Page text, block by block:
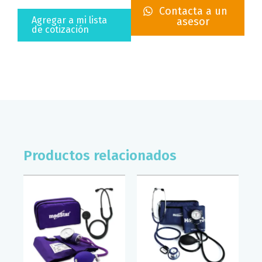
HERGOM
cantidad
Agregar a mi lista
de cotización
Contacta a un
asesor
Productos relacionados